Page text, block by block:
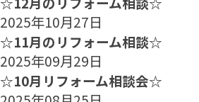
2025年10月27日
☆11月のリフォーム相談☆
2025年09月29日
☆10月リフォーム相談会☆